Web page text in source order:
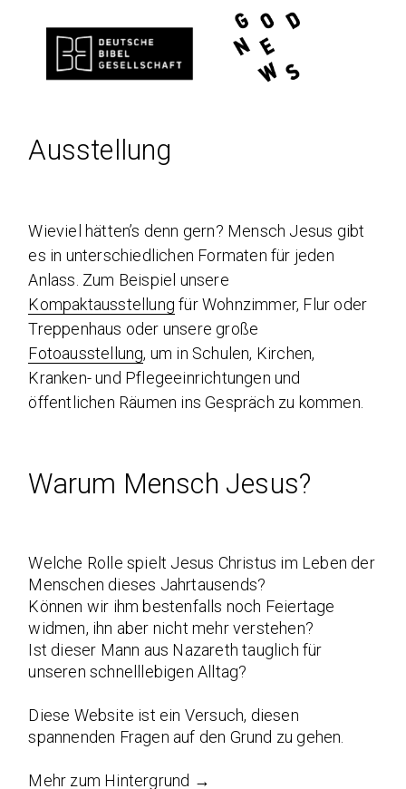
Ausstellung
Wieviel hätten’s denn gern? Mensch Jesus gibt
es in unterschiedlichen Formaten für jeden
Anlass. Zum Beispiel unsere
Kompaktausstellung für Wohnzimmer, Flur oder
Treppenhaus oder unsere große
Fotoausstellung, um in Schulen, Kirchen,
Kranken- und Pflegeeinrichtungen und
öffentlichen Räumen ins Gespräch zu kommen.
Warum Mensch Jesus?
Welche Rolle spielt Jesus Christus im Leben der
Menschen dieses Jahrtausends?
Können wir ihm bestenfalls noch Feiertage
widmen, ihn aber nicht mehr verstehen?
Ist dieser Mann aus Nazareth tauglich für
unseren schnelllebigen Alltag?
Diese Website ist ein Versuch, diesen
spannenden Fragen auf den Grund zu gehen.
Mehr zum Hintergrund →